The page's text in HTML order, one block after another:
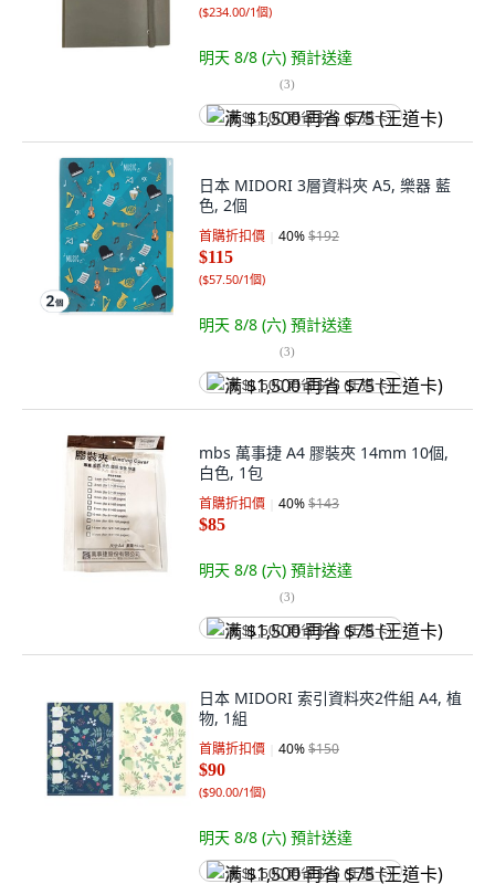
($234.00/1個)
明天 8/8 (六) 預計送達
(3)
满 $1,500 再省 $75 (王道卡)
日本 MIDORI 3層資料夾 A5, 樂器 藍
色, 2個
首購折扣價 40%$192
$115
($57.50/1個)
明天 8/8 (六) 預計送達
(3)
满 $1,500 再省 $75 (王道卡)
mbs 萬事捷 A4 膠裝夾 14mm 10個,
白色, 1包
首購折扣價 40%$143
$85
明天 8/8 (六) 預計送達
(3)
满 $1,500 再省 $75 (王道卡)
日本 MIDORI 索引資料夾2件組 A4, 植
物, 1組
首購折扣價 40%$150
$90
($90.00/1個)
明天 8/8 (六) 預計送達
满 $1,500 再省 $75 (王道卡)